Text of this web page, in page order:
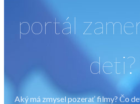
portál
deti?
Aký má zmysel pozerať filmy? Čo